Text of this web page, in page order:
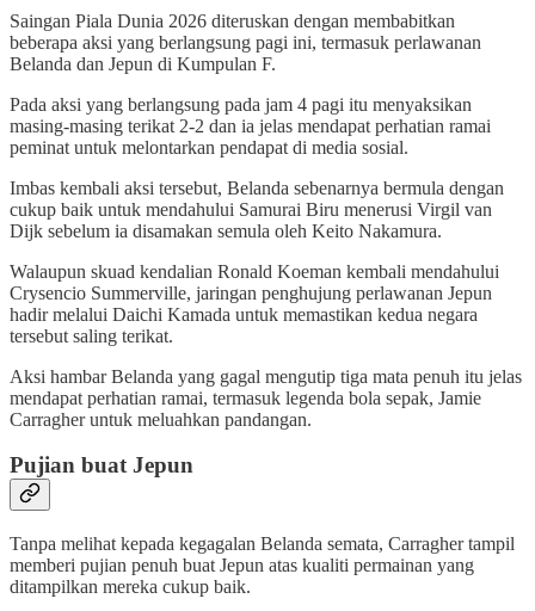
Saingan Piala Dunia 2026 diteruskan dengan membabitkan
beberapa aksi yang berlangsung pagi ini, termasuk perlawanan
Belanda dan Jepun di Kumpulan F.
Pada aksi yang berlangsung pada jam 4 pagi itu menyaksikan
masing-masing terikat 2-2 dan ia jelas mendapat perhatian ramai
peminat untuk melontarkan pendapat di media sosial.
Imbas kembali aksi tersebut, Belanda sebenarnya bermula dengan
cukup baik untuk mendahului Samurai Biru menerusi Virgil van
Dijk sebelum ia disamakan semula oleh Keito Nakamura.
Walaupun skuad kendalian Ronald Koeman kembali mendahului
Crysencio Summerville, jaringan penghujung perlawanan Jepun
hadir melalui Daichi Kamada untuk memastikan kedua negara
tersebut saling terikat.
Aksi hambar Belanda yang gagal mengutip tiga mata penuh itu jelas
mendapat perhatian ramai, termasuk legenda bola sepak, Jamie
Carragher untuk meluahkan pandangan.
Pujian buat Jepun
Tanpa melihat kepada kegagalan Belanda semata, Carragher tampil
memberi pujian penuh buat Jepun atas kualiti permainan yang
ditampilkan mereka cukup baik.